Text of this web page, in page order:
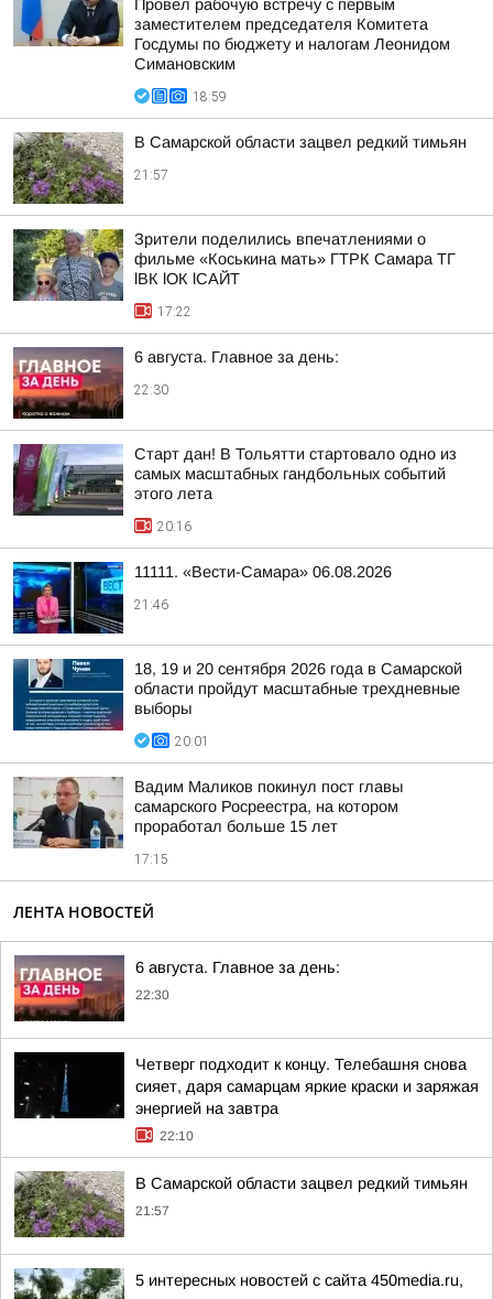
Провел рабочую встречу с первым
заместителем председателя Комитета
Госдумы по бюджету и налогам Леонидом
Симановским
18:59
В Самарской области зацвел редкий тимьян
21:57
Зрители поделились впечатлениями о
фильме «Коськина мать» ГТРК Самара ТГ
lВК lОК lСАЙТ
17:22
6 августа. Главное за день:
22:30
Старт дан! В Тольятти стартовало одно из
самых масштабных гандбольных событий
этого лета
20:16
11111. «Вести-Самара» 06.08.2026
21:46
18, 19 и 20 сентября 2026 года в Самарской
области пройдут масштабные трехдневные
выборы
20:01
Вадим Маликов покинул пост главы
самарского Росреестра, на котором
проработал больше 15 лет
17:15
ЛЕНТА НОВОСТЕЙ
6 августа. Главное за день:
22:30
Четверг подходит к концу. Телебашня снова
сияет, даря самарцам яркие краски и заряжая
энергией на завтра
22:10
В Самарской области зацвел редкий тимьян
21:57
5 интересных новостей с сайта 450media.ru,